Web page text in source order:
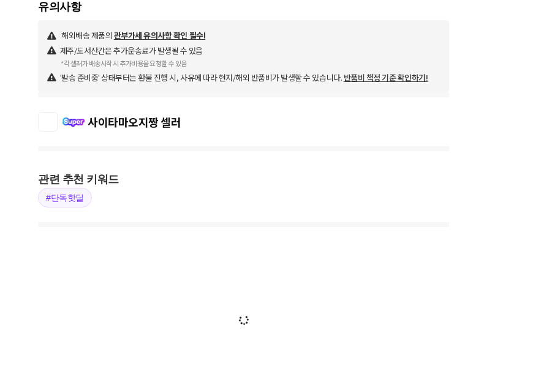
유의사항
해외배송 제품의 관부가세 유의사항 확인 필수!
제주/도서산간은 추가운송료가 발생될 수 있음
*각 셀러가 배송시작 시 추가비용을 요청할 수 있음
'발송 준비중' 상태부터는 환불 진행 시, 사유에 따라 현지/해외 반품비가 발생할 수 있습니다. 반품비 책정 기준 확인하기!
사이타마오지짱 셀러
관련 추천 키워드
#단독핫딜